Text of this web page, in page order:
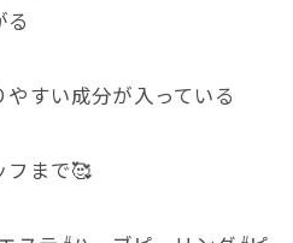
る
すい成分が入っている
フまで🥰